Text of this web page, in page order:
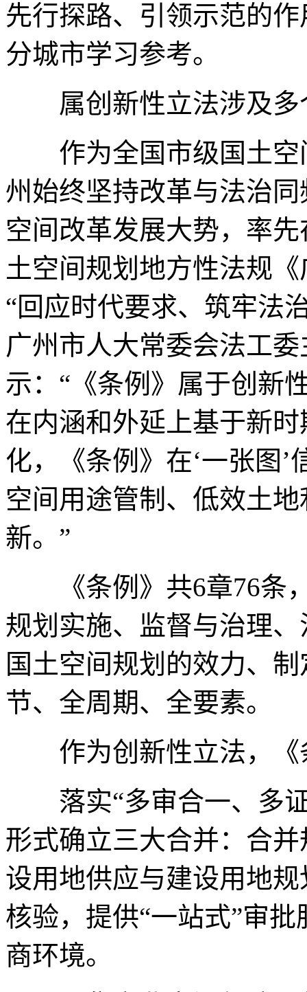
先行探路、引领示范的
分城市学习参考。
属创新性立法涉及多
作为全国市级国土空
州始终坚持改革与法治
空间改革发展大势，率
土空间规划地方性法规
“回应时代要求、筑牢法
广州市人大常委会法工
示：“《条例》属于创新
在内涵和外延上基于新
化，《条例》在‘一张图
空间用途管制、低效土
新。”
《条例》共6章76条，
规划实施、监督与治理
国土空间规划的效力、
节、全周期、全要素。
作为创新性立法，《
落实“多审合一、多证
形式确立三大合并：合
设用地供应与建设用地
核验，提供“一站式”审
商环境。